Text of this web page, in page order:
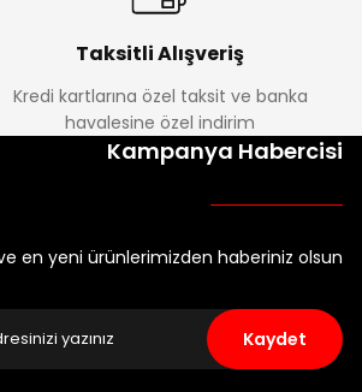
Taksitli Alışveriş
Kredi kartlarına özel taksit ve banka
havalesine özel indirim
Kampanya Habercisi
en yeni ürünlerimizden haberiniz olsun
Kaydet